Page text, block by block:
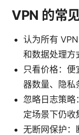
VPN 的常
认为所有
和数据处理方
只看价格：便
器数量、隐私
忽略日志策略
定场景下仍收
无断网保护：